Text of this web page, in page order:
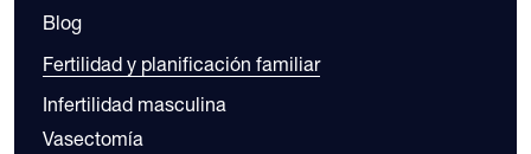
Blog
Fertilidad y planificación familiar
Infertilidad masculina
Vasectomía